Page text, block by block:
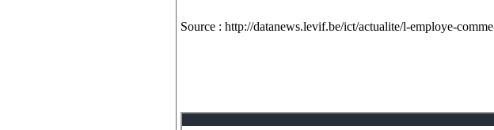
Source : http://datanews.levif.be/ict/actualite/l-employe-